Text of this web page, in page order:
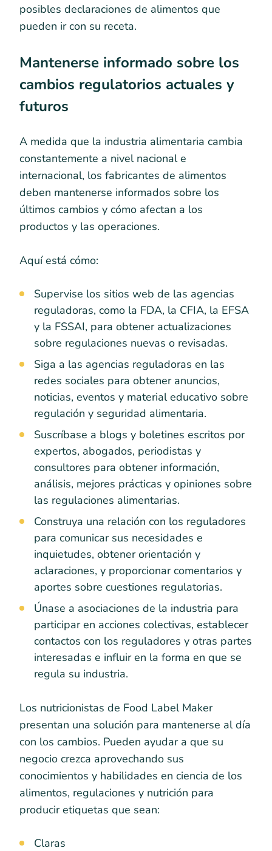
posibles declaraciones de alimentos que
pueden ir con su receta.
Mantenerse informado sobre los
cambios regulatorios actuales y
futuros
A medida que la industria alimentaria cambia
constantemente a nivel nacional e
internacional, los fabricantes de alimentos
deben mantenerse informados sobre los
últimos cambios y cómo afectan a los
productos y las operaciones.
Aquí está cómo:
Supervise los sitios web de las agencias
reguladoras, como la FDA, la CFIA, la EFSA
y la FSSAI, para obtener actualizaciones
sobre regulaciones nuevas o revisadas.
Siga a las agencias reguladoras en las
redes sociales para obtener anuncios,
noticias, eventos y material educativo sobre
regulación y seguridad alimentaria.
Suscríbase a blogs y boletines escritos por
expertos, abogados, periodistas y
consultores para obtener información,
análisis, mejores prácticas y opiniones sobre
las regulaciones alimentarias.
Construya una relación con los reguladores
para comunicar sus necesidades e
inquietudes, obtener orientación y
aclaraciones, y proporcionar comentarios y
aportes sobre cuestiones regulatorias.
Únase a asociaciones de la industria para
participar en acciones colectivas, establecer
contactos con los reguladores y otras partes
interesadas e influir en la forma en que se
regula su industria.
Los nutricionistas de Food Label Maker
presentan una solución para mantenerse al día
con los cambios. Pueden ayudar a que su
negocio crezca aprovechando sus
conocimientos y habilidades en ciencia de los
alimentos, regulaciones y nutrición para
producir etiquetas que sean:
Claras